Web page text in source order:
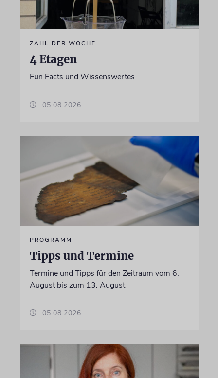
ZAHL DER WOCHE
4 Etagen
Fun Facts und Wissenswertes
05.08.2026
PROGRAMM
Tipps und Termine
Termine und Tipps für den Zeitraum vom 6.
August bis zum 13. August
05.08.2026